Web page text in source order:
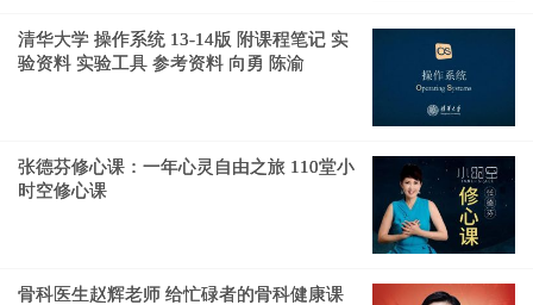
清华大学 操作系统 13-14版 附课程笔记 实
验资料 实验工具 参考资料 向勇 陈渝
张德芬修心课：一年心灵自由之旅 110堂小
时空修心课
骨科医生赵辉老师 给忙碌者的骨科健康课